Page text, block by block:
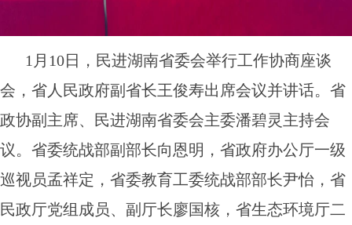
1月10日，民进湖南省委会举行工作协商座谈
会，省人民政府副省长王俊寿出席会议并讲话。省
政协副主席、民进湖南省委会主委潘碧灵主持会
议。省委统战部副部长向恩明，省政府办公厅一级
巡视员孟祥定，省委教育工委统战部部长尹怡，省
民政厅党组成员、副厅长廖国核，省生态环境厅二